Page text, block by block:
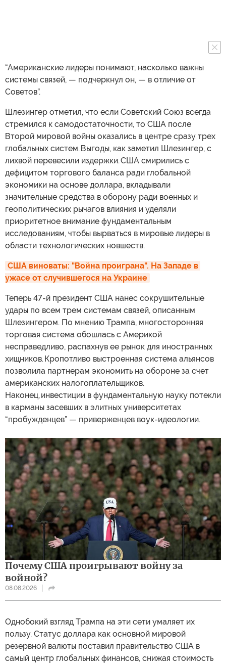
“Американские лидеры понимают, насколько важны
системы связей, — подчеркнул он, — в отличие от
Советов”.
Шлезингер отметил, что если Советский Союз всегда
стремился к самодостаточности, то США после
Второй мировой войны оказались в центре сразу трех
глобальных систем. Выгоды, как заметил Шлезингер, с
лихвой перевесили издержки. США смирились с
дефицитом торгового баланса ради глобальной
экономики на основе доллара, вкладывали
значительные средства в оборону ради военных и
геополитических рычагов влияния и уделяли
приоритетное внимание фундаментальным
исследованиям, чтобы вырваться в мировые лидеры в
области технологических новшеств.
США виноваты: "Война проиграна". На Западе в
ужасе от случившегося на Украине
Теперь 47-й президент США нанес сокрушительные
удары по всем трем системам связей, описанным
Шлезингером. По мнению Трампа, многосторонняя
торговая система обошлась с Америкой
несправедливо, распахнув ее рынок для иностранных
хищников. Кропотливо выстроенная система альянсов
позволила партнерам экономить на обороне за счет
американских налогоплательщиков.
Наконец, инвестиции в фундаментальную науку потекли
в карманы засевших в элитных университетах
“пробужденцев” — приверженцев воук-идеологии.
Почему США проигрывают войну за
войной?
08.08.2026
Однобокий взгляд Трампа на эти сети умаляет их
пользу. Статус доллара как основной мировой
резервной валюты поставил правительство США в
самый центр глобальных финансов, снижая стоимость